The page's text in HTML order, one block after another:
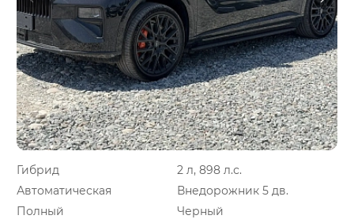
Гибрид
2 л, 898 л.с.
Автоматическая
Внедорожник 5 дв.
Полный
Черный